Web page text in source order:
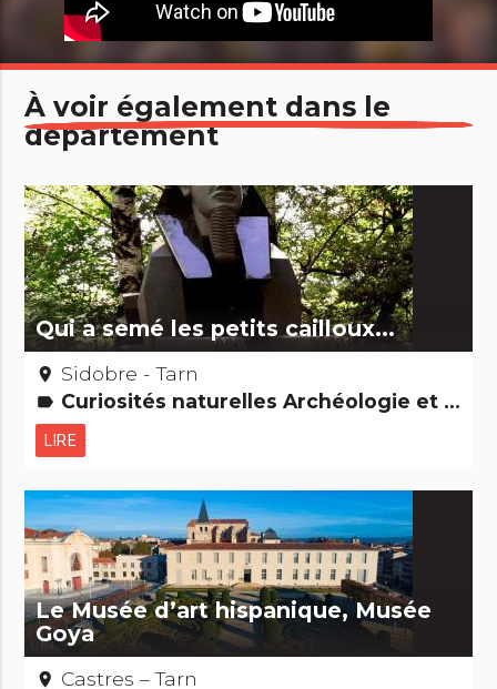
À voir également dans le
département
Qui a semé les petits cailloux...
place Sidobre - Tarn
label Curiosités naturelles Archéologie et vieilles pierres
LIRE
Le Musée d’art hispanique, Musée
Goya
place Castres – Tarn